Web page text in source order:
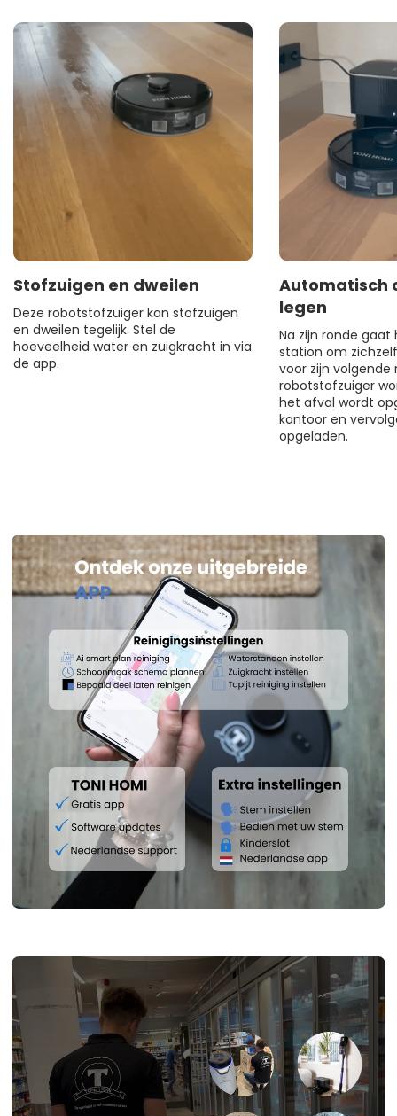
Stofzuigen en dweilen
Deze robotstofzuiger kan stofzuigen
en dweilen tegelijk. Stel de
hoeveelheid water en zuigkracht in via
de app.
Automatisch
legen
Na zijn ronde
station om
voor zijn volgende
robotstofzuiger
het afval wordt
kantoor en
opgeladen.